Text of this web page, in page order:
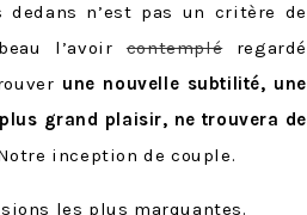
n’est pas un critère de
l’avoircontempléregardé
une nouvelle subtilité, une
grand plaisir, ne trouvera de
inception de couple.
les plus marquantes.